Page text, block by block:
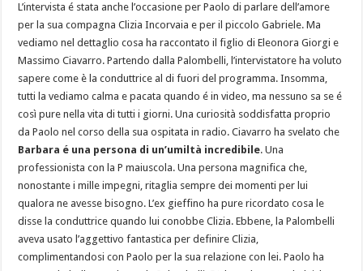
L’intervista é stata anche l’occasione per Paolo di parlare dell’amore
per la sua compagna Clizia Incorvaia e per il piccolo Gabriele. Ma
vediamo nel dettaglio cosa ha raccontato il figlio di Eleonora Giorgi e
Massimo Ciavarro. Partendo dalla Palombelli, l’intervistatore ha voluto
sapere come è la conduttrice al di fuori del programma. Insomma,
tutti la vediamo calma e pacata quando é in video, ma nessuno sa se é
così pure nella vita di tutti i giorni. Una curiosità soddisfatta proprio
da Paolo nel corso della sua ospitata in radio. Ciavarro ha svelato che
Barbara é una persona di un’umiltà incredibile. Una
professionista con la P maiuscola. Una persona magnifica che,
nonostante i mille impegni, ritaglia sempre dei momenti per lui
qualora ne avesse bisogno. L’ex gieffino ha pure ricordato cosa le
disse la conduttrice quando lui conobbe Clizia. Ebbene, la Palombelli
aveva usato l’aggettivo fantastica per definire Clizia,
complimentandosi con Paolo per la sua relazione con lei. Paolo ha